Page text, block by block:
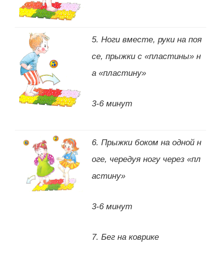
5. Ноги вместе, руки на поя
се, прыжки с «пластины» н
а «пластину»
3-6 минут
6. Прыжки боком на одной н
оге, чередуя ногу через «пл
астину»
3-6 минут
7. Бег на коврике